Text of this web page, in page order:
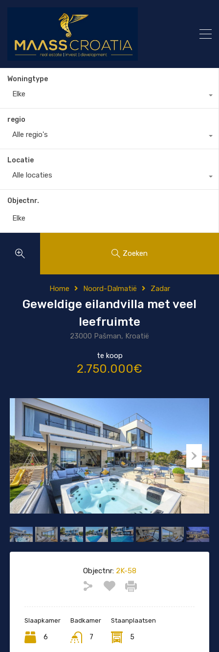
Woningtype
Elke
regio
Alle regio's
Locatie
Alle locaties
Objectnr.
Zoeken
Home Noord-Dalmatië Zadar
Geweldige eilandvilla met veel
leefruimte
23000 Pašman, Kroatië
te koop
2.750.000€
Objectnr:2K-58
Slaapkamer
6
Badkamer
7
Staanplaatsen
5